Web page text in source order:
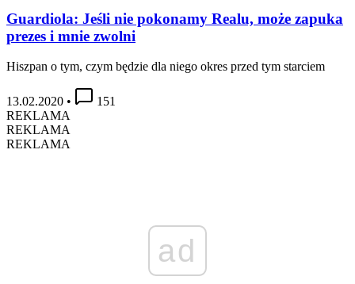
Guardiola: Jeśli nie pokonamy Realu, może zapuka
prezes i mnie zwolni
Hiszpan o tym, czym będzie dla niego okres przed tym starciem
13.02.2020 •
151
REKLAMA
REKLAMA
REKLAMA
ad